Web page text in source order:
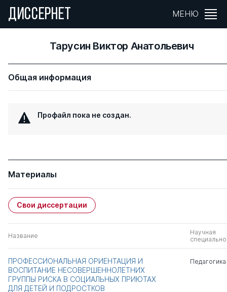
ДИССЕРНЕТ МЕНЮ
Тарусин Виктор Анатольевич
Общая информация
Профайл пока не создан.
Материалы
Свои диссертации
Название
Научная
ПРОФЕССИОНАЛЬНАЯ ОРИЕНТАЦИЯ И
ВОСПИТАНИЕ НЕСОВЕРШЕННОЛЕТНИХ
ГРУППЫ РИСКА В СОЦИАЛЬНЫХ ПРИЮТАХ
ДЛЯ ДЕТЕЙ И ПОДРОСТКОВ
Педагогика